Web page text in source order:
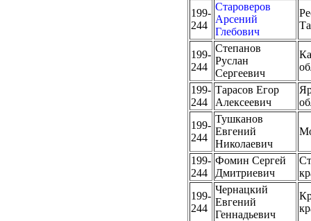
199-
244
Староверов
Арсений
Глебович
199-
244
Степанов
Руслан
Сергеевич
199-
244
Тарасов Егор
Алексеевич
199-
244
Тушканов
Евгений
Николаевич
199-
244
Фомин Сергей
Дмитриевич
199-
244
Чернацкий
Евгений
Геннадьевич